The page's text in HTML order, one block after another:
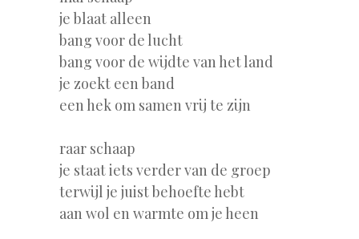
je blaat alleen
bang voor de lucht
bang voor de wijdte van het land
je zoekt een band
een hek om samen vrij te zijn
raar schaap
je staat iets verder van de groep
terwijl je juist behoefte hebt
aan wol en warmte om je heen